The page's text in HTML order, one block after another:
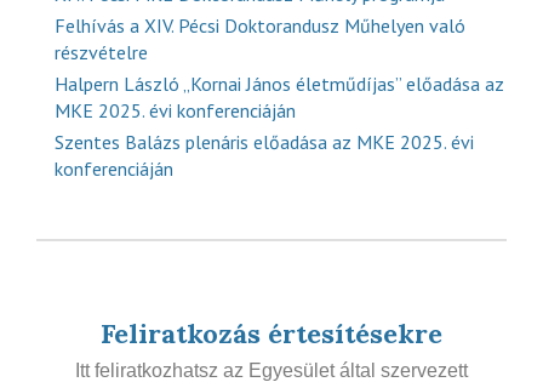
Felhívás a XIV. Pécsi Doktorandusz Műhelyen való
részvételre
Halpern László „Kornai János életműdíjas” előadása az
MKE 2025. évi konferenciáján
Szentes Balázs plenáris előadása az MKE 2025. évi
konferenciáján
Feliratkozás értesítésekre
Itt feliratkozhatsz az Egyesület által szervezett